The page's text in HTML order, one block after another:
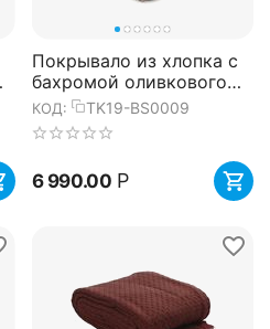
Покрывало из хлопка с
бахромой оливкового
цвета из коллекции
Ethnic, 180х250 см,
Tkano
КОД: TK19-BS0009
6 990.00 Р